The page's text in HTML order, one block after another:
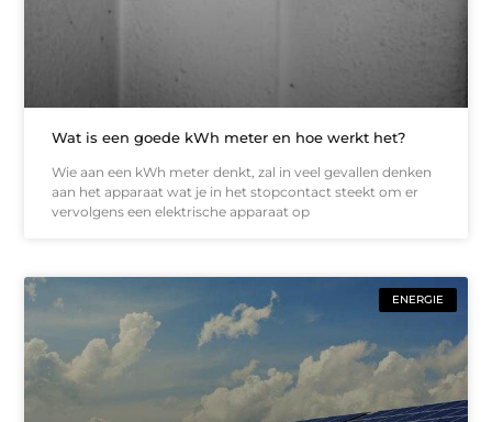
Wat is een goede kWh meter en hoe werkt het?
Wie aan een kWh meter denkt, zal in veel gevallen denken
aan het apparaat wat je in het stopcontact steekt om er
vervolgens een elektrische apparaat op
ENERGIE